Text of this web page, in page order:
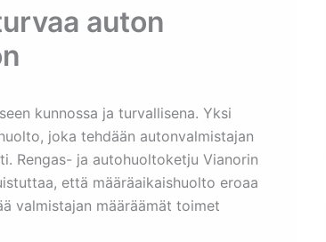
auton
kunnossa ja turvallisena. Yksi
joka tehdään autonvalmistajan
Rengas- ja autohuoltoketju Vianorin
että määräaikaishuolto eroaa
valmistajan määräämät toimet